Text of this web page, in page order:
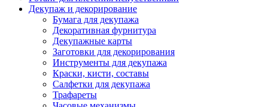
Декупаж и декорирование
Бумага для декупажа
Декоративная фурнитура
Декупажные карты
Заготовки для декорирования
Инструменты для декупажа
Краски, кисти, составы
Салфетки для декупажа
Трафареты